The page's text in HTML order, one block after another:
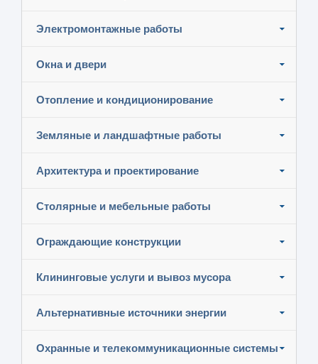
Электромонтажные работы
Окна и двери
Отопление и кондиционирование
Земляные и ландшафтные работы
Архитектура и проектирование
Столярные и мебельные работы
Ограждающие конструкции
Клининговые услуги и вывоз мусора
Альтернативные источники энергии
Охранные и телекоммуникационные системы